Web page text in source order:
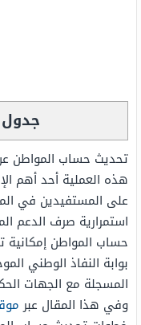
جدول
هذه العملية أحد أهم
على المستفيدين في
استمرارية صرف الدعم
حساب المواطن إمكانية
بوابة النفاذ الوطني
المسجلة مع الجهات
وفي هذا المقال عبر